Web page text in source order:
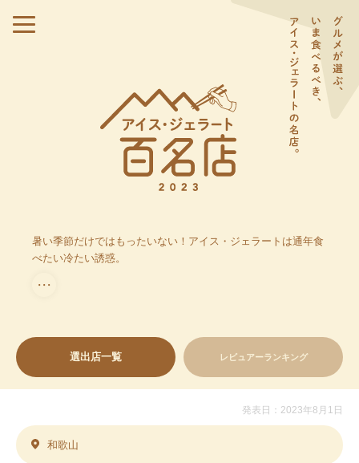
暑い季節だけではもったいない！アイス・ジェラートは通年食
べたい冷たい誘惑。
・・・
選出店一覧 レビュアーランキング
発表日：2023年8月1日
和歌山